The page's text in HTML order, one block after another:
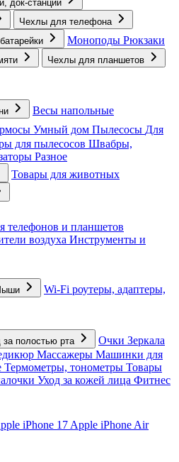
док-станции
Чехлы для телефона
Моноподы Рюкзаки
Чехлы для планшетов
Весы напольные
Умный дом Пылесосы Для
для пылесосов Швабры,
Разное
Товары для животных
телефонов и планшетов
воздуха Инструменты и
Wi-Fi роутеры, адаптеры,
за полостью рта Очки Зеркала
Массажеры Машинки для
Термометры, тонометры Товары
Уход за кожей лица Фитнес
iPhone 17 Apple iPhone Air